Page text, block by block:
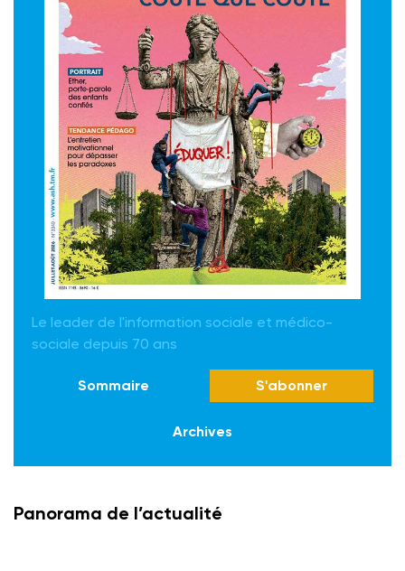
Le leader de l'information sociale et médico-
sociale depuis 70 ans
Sommaire S'abonner
Archives
Panorama de l’actualité